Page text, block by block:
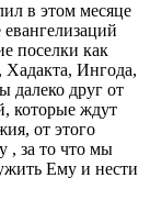
в этом месяце
поселки как
Хадакта, Ингода,
далеко друг от
которые ждут
от этого
, за то что мы
Ему и нести